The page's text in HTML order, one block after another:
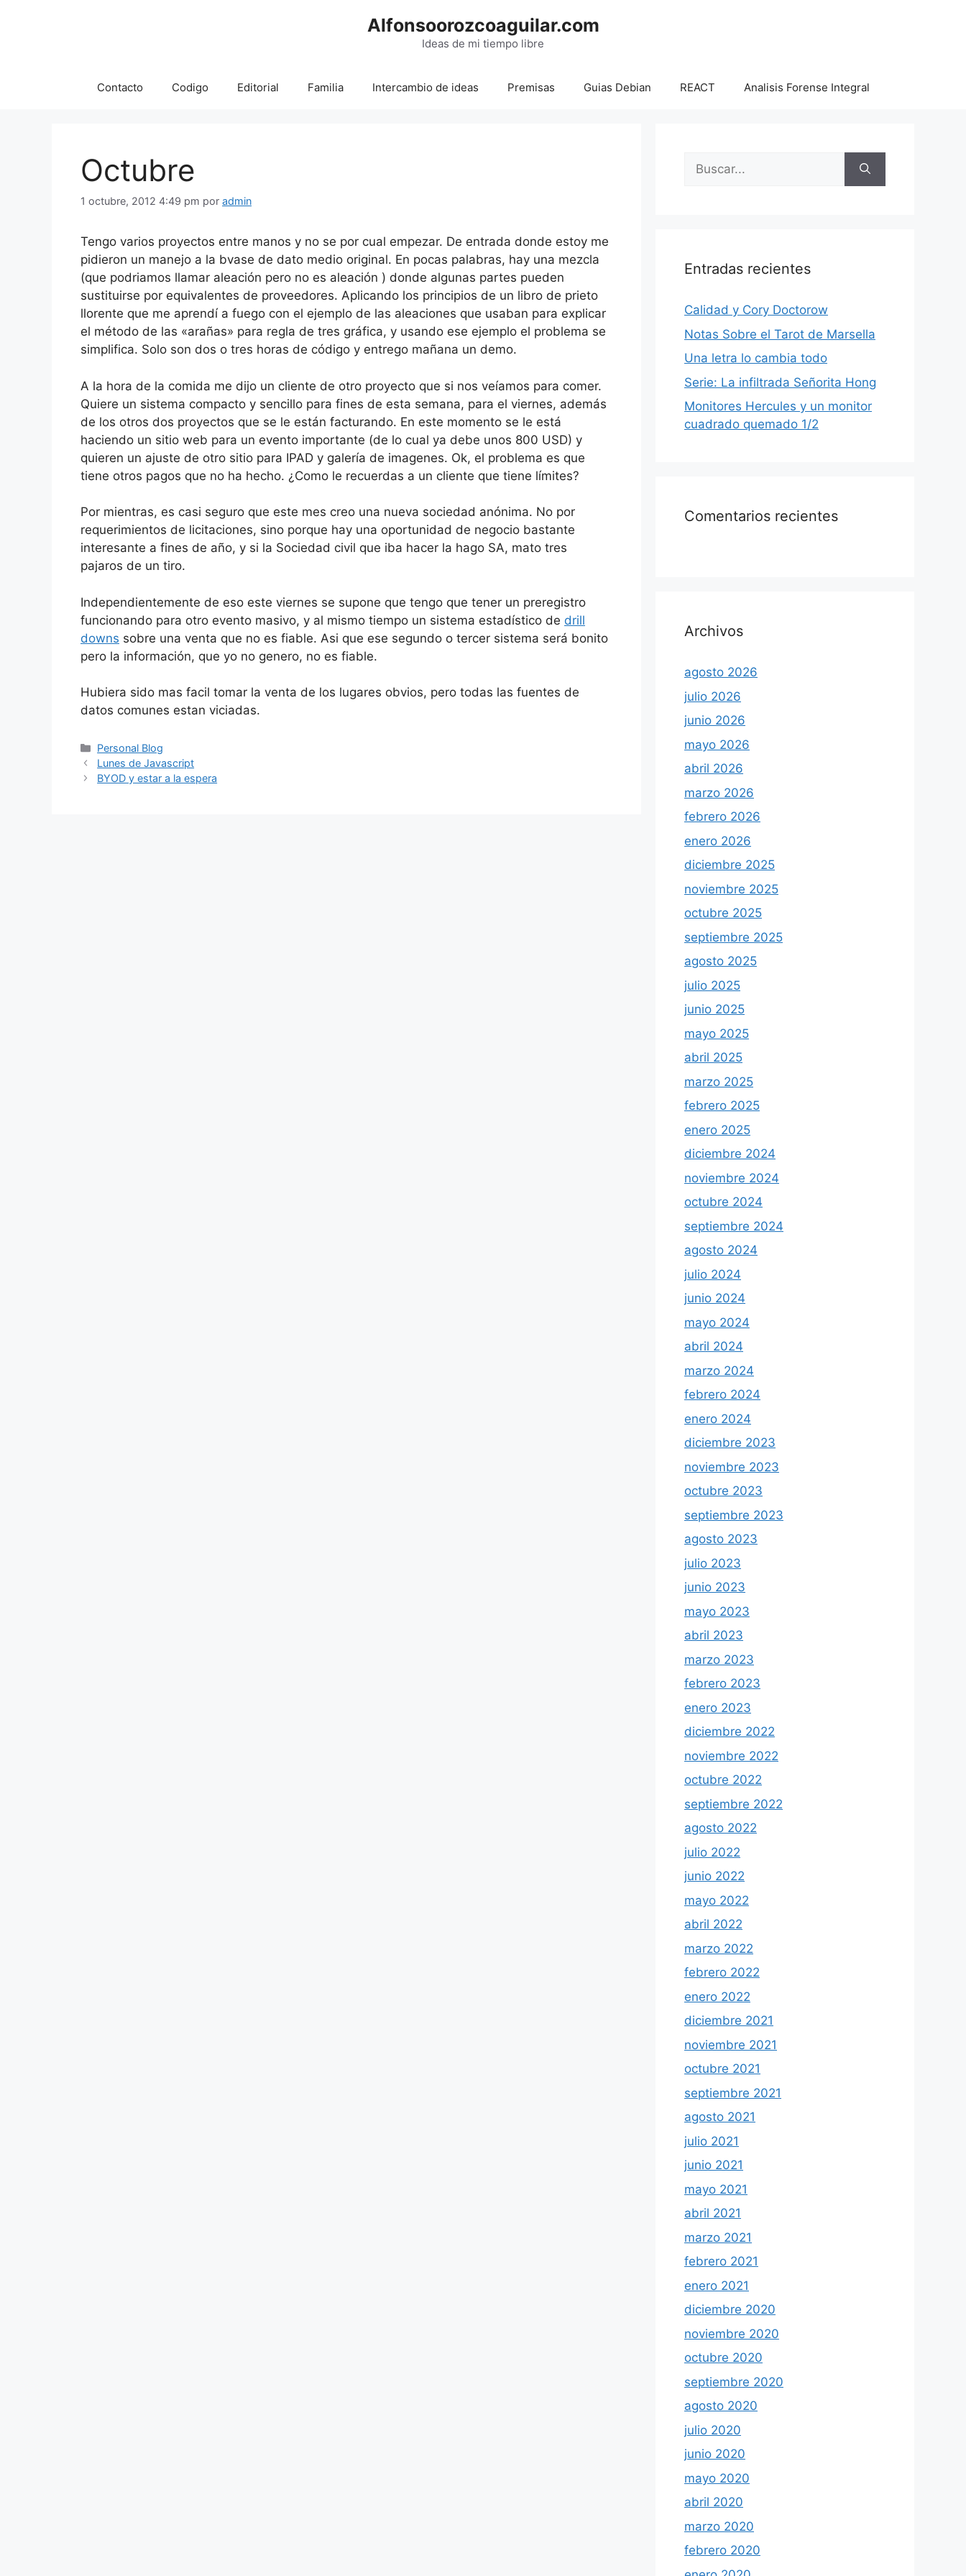
Alfonsoorozcoaguilar.com
Ideas de mi tiempo libre
Contacto Codigo Editorial Familia Intercambio de ideas Premisas Guias Debian REACT Analisis Forense Integral
Octubre
1 octubre, 2012 4:49 pm por admin
Tengo varios proyectos entre manos y no se por cual empezar. De entrada donde estoy me
pidieron un manejo a la bvase de dato medio original. En pocas palabras, hay una mezcla
(que podriamos llamar aleación pero no es aleación ) donde algunas partes pueden
sustituirse por equivalentes de proveedores. Aplicando los principios de un libro de prieto
llorente que me aprendí a fuego con el ejemplo de las aleaciones que usaban para explicar
el método de las «arañas» para regla de tres gráfica, y usando ese ejemplo el problema se
simplifica. Solo son dos o tres horas de código y entrego mañana un demo.
A la hora de la comida me dijo un cliente de otro proyecto que si nos veíamos para comer.
Quiere un sistema compacto y sencillo para fines de esta semana, para el viernes, además
de los otros dos proyectos que se le están facturando. En este momento se le está
haciendo un sitio web para un evento importante (de lo cual ya debe unos 800 USD) y
quieren un ajuste de otro sitio para IPAD y galería de imagenes. Ok, el problema es que
tiene otros pagos que no ha hecho. ¿Como le recuerdas a un cliente que tiene límites?
Por mientras, es casi seguro que este mes creo una nueva sociedad anónima. No por
requerimientos de licitaciones, sino porque hay una oportunidad de negocio bastante
interesante a fines de año, y si la Sociedad civil que iba hacer la hago SA, mato tres
pajaros de un tiro.
Independientemente de eso este viernes se supone que tengo que tener un preregistro
funcionando para otro evento masivo, y al mismo tiempo un sistema estadístico de drill
downs sobre una venta que no es fiable. Asi que ese segundo o tercer sistema será bonito
pero la información, que yo no genero, no es fiable.
Hubiera sido mas facil tomar la venta de los lugares obvios, pero todas las fuentes de
datos comunes estan viciadas.
Categorías
Personal Blog
Lunes de Javascript
BYOD y estar a la espera
Buscar:
Entradas recientes
Calidad y Cory Doctorow
Notas Sobre el Tarot de Marsella
Una letra lo cambia todo
Serie: La infiltrada Señorita Hong
Monitores Hercules y un monitor
cuadrado quemado 1/2
Comentarios recientes
Archivos
agosto 2026
julio 2026
junio 2026
mayo 2026
abril 2026
marzo 2026
febrero 2026
enero 2026
diciembre 2025
noviembre 2025
octubre 2025
septiembre 2025
agosto 2025
julio 2025
junio 2025
mayo 2025
abril 2025
marzo 2025
febrero 2025
enero 2025
diciembre 2024
noviembre 2024
octubre 2024
septiembre 2024
agosto 2024
julio 2024
junio 2024
mayo 2024
abril 2024
marzo 2024
febrero 2024
enero 2024
diciembre 2023
noviembre 2023
octubre 2023
septiembre 2023
agosto 2023
julio 2023
junio 2023
mayo 2023
abril 2023
marzo 2023
febrero 2023
enero 2023
diciembre 2022
noviembre 2022
octubre 2022
septiembre 2022
agosto 2022
julio 2022
junio 2022
mayo 2022
abril 2022
marzo 2022
febrero 2022
enero 2022
diciembre 2021
noviembre 2021
octubre 2021
septiembre 2021
agosto 2021
julio 2021
junio 2021
mayo 2021
abril 2021
marzo 2021
febrero 2021
enero 2021
diciembre 2020
noviembre 2020
octubre 2020
septiembre 2020
agosto 2020
julio 2020
junio 2020
mayo 2020
abril 2020
marzo 2020
febrero 2020